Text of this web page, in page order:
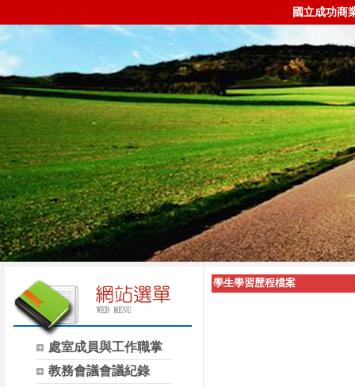
國立成功商
處室成員與工作職掌
教務會議會議紀錄
學生學習歷程檔案